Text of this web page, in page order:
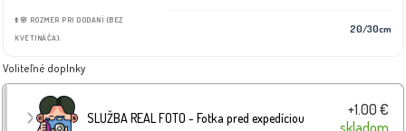
⬆️🌸 ROZMER PRI DODANÍ (BEZ
KVETINÁČA):
20/30cm
Voliteľné doplnky
SLUŽBA REAL FOTO - Fotka pred expedíciou
+1.00 €
skladom